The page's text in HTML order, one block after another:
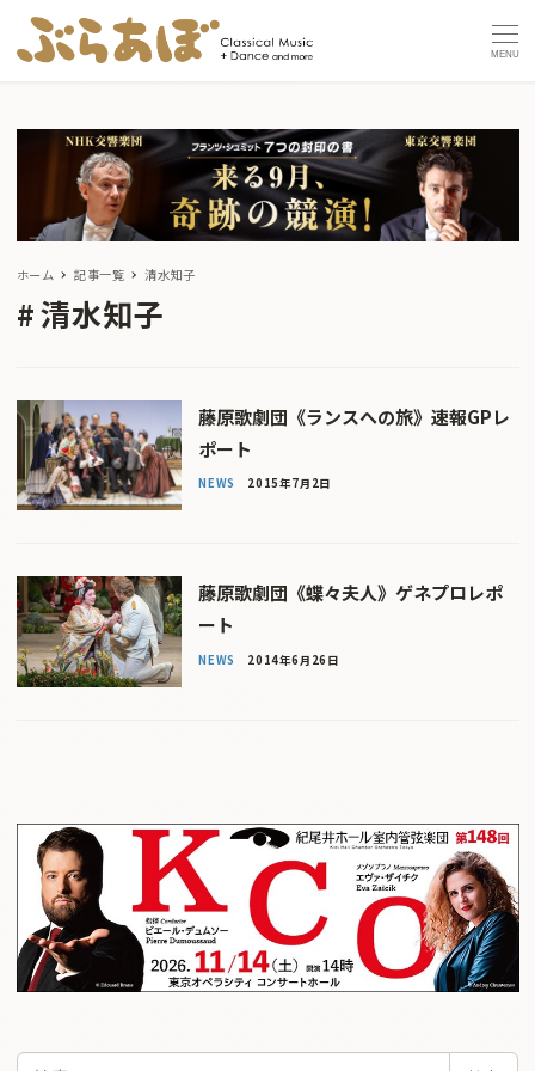
MENU
ホーム 記事一覧 清水知子
清水知子
藤原歌劇団《ランスへの旅》速報GPレ
ポート
NEWS 2015年7月2日
藤原歌劇団《蝶々夫人》ゲネプロレポ
ート
NEWS 2014年6月26日
検